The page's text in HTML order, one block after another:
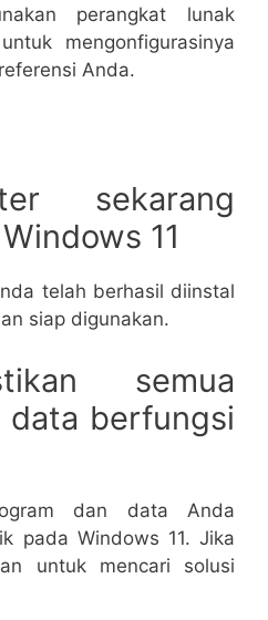
perangkat lunak
mengonfigurasinya
Anda.
sekarang
11
telah berhasil diinstal
siap digunakan.
semua
data berfungsi
dan data Anda
pada Windows 11. Jika
untuk mencari solusi